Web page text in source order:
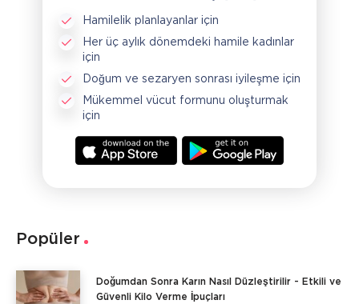
Hamilelik planlayanlar için
Her üç aylık dönemdeki hamile kadınlar
için
Doğum ve sezaryen sonrası iyileşme için
Mükemmel vücut formunu oluşturmak
için
Popüler
Doğumdan Sonra Karın Nasıl Düzleştirilir - Etkili ve
Güvenli Kilo Verme İpuçları